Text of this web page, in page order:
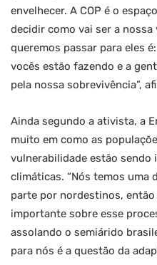
envelhecer. A COP é o
decidir como vai ser a nossa
queremos passar para eles
vocês estão fazendo e a
pela nossa sobrevivência”,
Ainda segundo a ativista, a
muito em como as
vulnerabilidade estão sendo
climáticas. “Nós temos uma
parte por nordestinos,
importante sobre esse
assolando o semiárido
para nós é a questão da